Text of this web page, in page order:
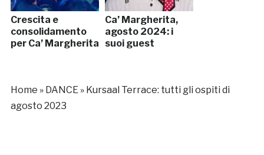
Crescita e
consolidamento
per Ca’ Margherita
Ca’ Margherita,
agosto 2024: i
suoi guest
Home » DANCE» Kursaal Terrace: tutti gli ospiti di
agosto 2023